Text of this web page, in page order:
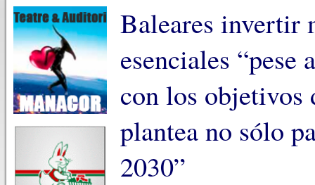
Baleares invertir
esenciales “pese
con los objetivos
plantea no sólo
2030”